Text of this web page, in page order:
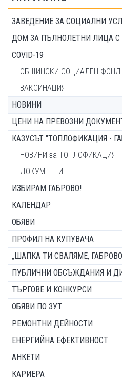
ЗАВЕДЕНИЕ ЗА СОЦИАЛНИ
ДОМ ЗА ПЪЛНОЛЕТНИ ЛИЦА
COVID-19
ОБЩИНСКИ СОЦИАЛЕН ФОНД
ВАКСИНАЦИЯ
НОВИНИ
ЦЕНИ НА ПРЕВОЗНИ
КАЗУСЪТ "ТОПЛОФИКАЦИЯ -
НОВИНИ за ТОПЛОФИКАЦИЯ
ДОКУМЕНТИ
ИЗБИРАМ ГАБРОВО!
КАЛЕНДАР
ОБЯВИ
ПРОФИЛ НА КУПУВАЧА
„ШАПКА ТИ СВАЛЯМЕ,
ПУБЛИЧНИ ОБСЪЖДАНИЯ И
ТЪРГОВЕ И КОНКУРСИ
ОБЯВИ ПО ЗУТ
РЕМОНТНИ ДЕЙНОСТИ
ЕНЕРГИЙНА ЕФЕКТИВНОСТ
АНКЕТИ
КАРИЕРА